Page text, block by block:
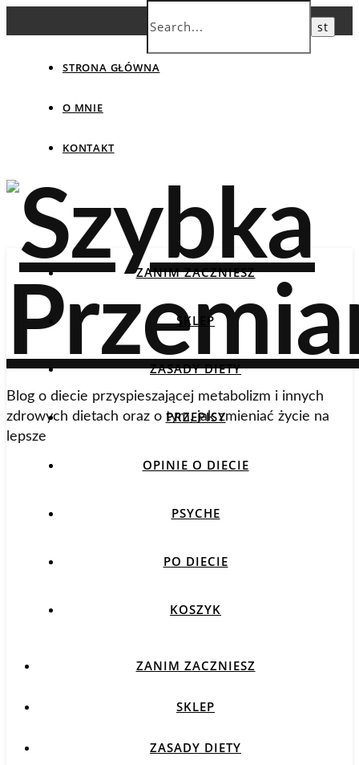
STRONA GŁÓWNA
O MNIE
KONTAKT
Blog o diecie przyspieszającej metabolizm i innych
zdrowych dietach oraz o tym, jak zmieniać życie na
lepsze
ZANIM ZACZNIESZ
SKLEP
ZASADY DIETY
PRZEPISY
OPINIE O DIECIE
PSYCHE
PO DIECIE
KOSZYK
ZANIM ZACZNIESZ
SKLEP
ZASADY DIETY